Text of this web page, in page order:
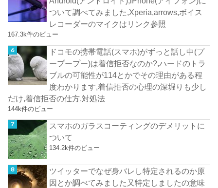
ついて調べてみました,Xperia,arrows,ボイス
レコーダーのマイクはリンク参照
167.3k件のビュー
ドコモの携帯電話(スマホ)がずっと話し中(プ
ープープー)は着信拒否なのか?,ハードのトラ
ブルの可能性が114とかでその理由がある程
度わかります,着信拒否の心理の深堀りも少し
だけ,着信拒否の仕方,対処法
144k件のビュー
スマホのガラスコーティングのデメリットに
ついて
134.2k件のビュー
ツイッターでなぜ身バレし特定されるのか原
因とか調べてみました又特定しましたの意味